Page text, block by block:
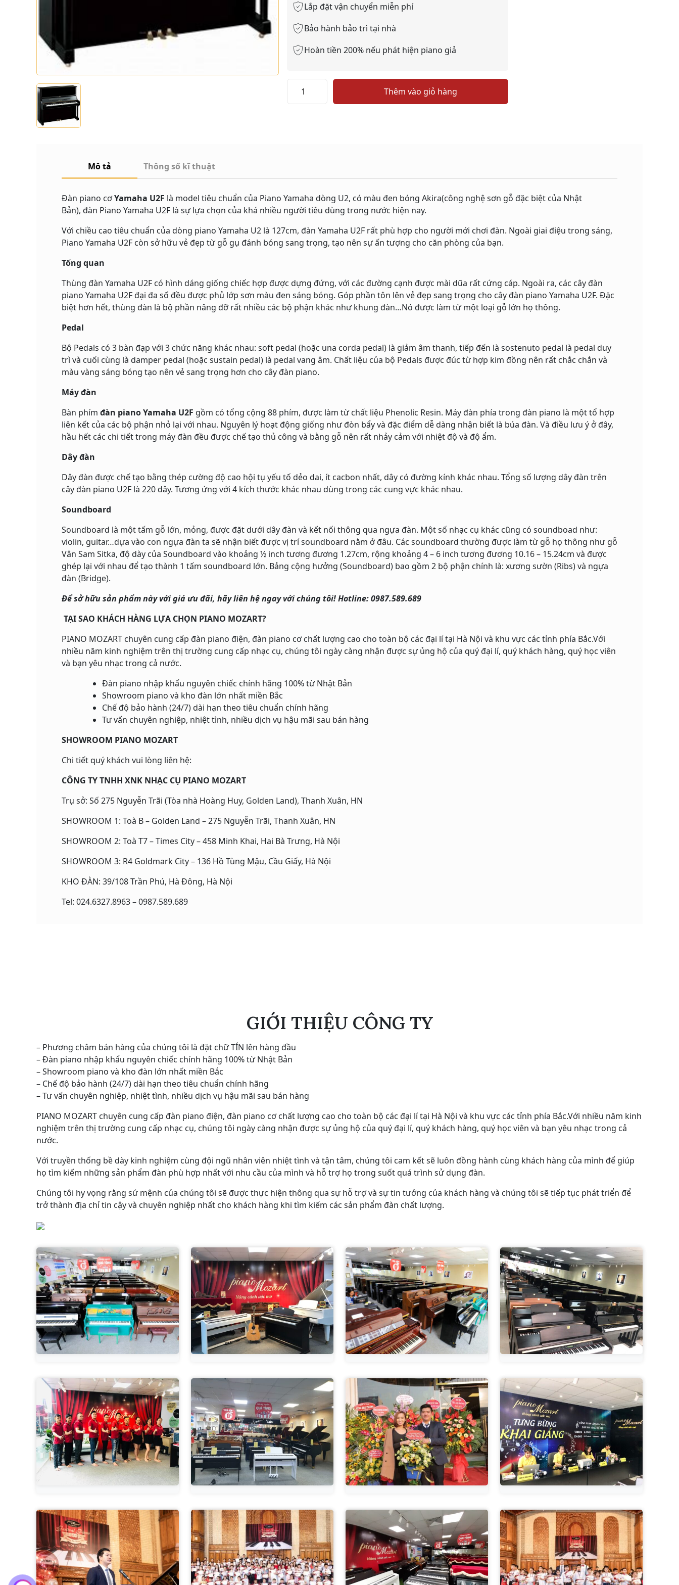
Lắp đặt vận chuyển miễn phí
Bảo hành bảo trì tại nhà
Hoàn tiền 200% nếu phát hiện piano giả
Thêm vào giỏ hàng
Mô tả Thông số kĩ thuật
Đàn piano cơYamaha U2F là model tiêu chuẩn của Piano Yamaha dòng U2, có màu đen bóng Akira(công nghệ sơn gỗ đặc biệt của Nhật
Bản), đàn Piano Yamaha U2F là sự lựa chọn của khá nhiều người tiêu dùng trong nước hiện nay.
Với chiều cao tiêu chuẩn của dòng piano Yamaha U2 là 127cm, đàn Yamaha U2F rất phù hợp cho người mới chơi đàn. Ngoài giai điệu trong sáng,
Piano Yamaha U2F còn sở hữu vẻ đẹp từ gỗ gụ đánh bóng sang trọng, tạo nên sự ấn tượng cho căn phòng của bạn.
Tổng quan
Thùng đàn Yamaha U2F có hình dáng giống chiếc hợp được dựng đứng, với các đường cạnh được mài dũa rất cứng cáp. Ngoài ra, các cây đàn
piano Yamaha U2F đại đa số đều được phủ lớp sơn màu đen sáng bóng. Góp phần tôn lên vẻ đẹp sang trọng cho cây đàn piano Yamaha U2F. Đặc
biệt hơn hết, thùng đàn là bộ phần nâng đỡ rất nhiều các bộ phận khác như khung đàn…Nó được làm từ một loại gỗ lớn họ thông.
Pedal
Bộ Pedals có 3 bàn đạp với 3 chức năng khác nhau: soft pedal (hoặc una corda pedal) là giảm âm thanh, tiếp đến là sostenuto pedal là pedal duy
trì và cuối cùng là damper pedal (hoặc sustain pedal) là pedal vang âm. Chất liệu của bộ Pedals được đúc từ hợp kim đồng nên rất chắc chắn và
màu vàng sáng bóng tạo nên vẻ sang trọng hơn cho cây đàn piano.
Máy đàn
Bàn phím đàn piano Yamaha U2F gồm có tổng cộng 88 phím, được làm từ chất liệu Phenolic Resin. Máy đàn phía trong đàn piano là một tổ hợp
liên kết của các bộ phận nhỏ lại với nhau. Nguyên lý hoạt động giống như đòn bẩy và đặc điểm dễ dàng nhận biết là búa đàn. Và điều lưu ý ở đây,
hầu hết các chi tiết trong máy đàn đều được chế tạo thủ công và bằng gỗ nên rất nhảy cảm với nhiệt độ và độ ẩm.
Dây đàn
Dây đàn được chế tạo bằng thép cường độ cao hội tụ yếu tố dẻo dai, ít cacbon nhất, dây có đường kính khác nhau. Tổng số lượng dây đàn trên
cây đàn piano U2F là 220 dây. Tương ứng với 4 kích thước khác nhau dùng trong các cung vực khác nhau.
Soundboard
Soundboard là một tấm gỗ lớn, mỏng, được đặt dưới dây đàn và kết nối thông qua ngựa đàn. Một số nhạc cụ khác cũng có soundboad như:
violin, guitar…dựa vào con ngựa đàn ta sẽ nhận biết được vị trí soundboard nằm ở đâu. Các soundboard thường được làm từ gỗ họ thông như gỗ
Vân Sam Sitka, độ dày của Soundboard vào khoảng ½ inch tương đương 1.27cm, rộng khoảng 4 – 6 inch tương đương 10.16 – 15.24cm và được
ghép lại với nhau để tạo thành 1 tấm soundboard lớn. Bảng cộng hưởng (Soundboard) bao gồm 2 bộ phận chính là: xương sườn (Ribs) và ngựa
đàn (Bridge).
Để sở hữu sản phẩm này với giá ưu đãi, hãy liên hệ ngay với chúng tôi! Hotline: 0987.589.689
TẠI SAO KHÁCH HÀNG LỰA CHỌN PIANO MOZART?
PIANO MOZART chuyên cung cấp đàn piano điện, đàn piano cơ chất lượng cao cho toàn bộ các đại lí tại Hà Nội và khu vực các tỉnh phía Bắc.Với
nhiều năm kinh nghiệm trên thị trường cung cấp nhạc cụ, chúng tôi ngày càng nhận được sự ủng hộ của quý đại lí, quý khách hàng, quý học viên
và bạn yêu nhạc trong cả nước.
Đàn piano nhập khẩu nguyên chiếc chính hãng 100% từ Nhật Bản
Showroom piano và kho đàn lớn nhất miền Bắc
Chế độ bảo hành (24/7) dài hạn theo tiêu chuẩn chính hãng
Tư vấn chuyên nghiệp, nhiệt tình, nhiều dịch vụ hậu mãi sau bán hàng
SHOWROOM PIANO MOZART
Chi tiết quý khách vui lòng liên hệ:
CÔNG TY TNHH XNK NHẠC CỤ PIANO MOZART
Trụ sở: Số 275 Nguyễn Trãi (Tòa nhà Hoàng Huy, Golden Land), Thanh Xuân, HN
SHOWROOM 1: Toà B – Golden Land – 275 Nguyễn Trãi, Thanh Xuân, HN
SHOWROOM 2: Toà T7 – Times City – 458 Minh Khai, Hai Bà Trưng, Hà Nội
SHOWROOM 3: R4 Goldmark City – 136 Hồ Tùng Mậu, Cầu Giấy, Hà Nội
KHO ĐÀN: 39/108 Trần Phú, Hà Đông, Hà Nội
Tel: 024.6327.8963 – 0987.589.689
GIỚI THIỆU CÔNG TY
– Phương châm bán hàng của chúng tôi là đặt chữ TÍN lên hàng đầu
– Đàn piano nhập khẩu nguyên chiếc chính hãng 100% từ Nhật Bản
– Showroom piano và kho đàn lớn nhất miền Bắc
– Chế độ bảo hành (24/7) dài hạn theo tiêu chuẩn chính hãng
– Tư vấn chuyên nghiệp, nhiệt tình, nhiều dịch vụ hậu mãi sau bán hàng
PIANO MOZART chuyên cung cấp đàn piano điện, đàn piano cơ chất lượng cao cho toàn bộ các đại lí tại Hà Nội và khu vực các tỉnh phía Bắc.Với nhiều năm kinh
nghiệm trên thị trường cung cấp nhạc cụ, chúng tôi ngày càng nhận được sự ủng hộ của quý đại lí, quý khách hàng, quý học viên và bạn yêu nhạc trong cả
nước.
Với truyền thống bề dày kinh nghiệm cùng đội ngũ nhân viên nhiệt tình và tận tâm, chúng tôi cam kết sẽ luôn đồng hành cùng khách hàng của mình để giúp
họ tìm kiếm những sản phẩm đàn phù hợp nhất với nhu cầu của mình và hỗ trợ họ trong suốt quá trình sử dụng đàn.
Chúng tôi hy vọng rằng sứ mệnh của chúng tôi sẽ được thực hiện thông qua sự hỗ trợ và sự tin tưởng của khách hàng và chúng tôi sẽ tiếp tục phát triển để
trở thành địa chỉ tin cậy và chuyên nghiệp nhất cho khách hàng khi tìm kiếm các sản phẩm đàn chất lượng.